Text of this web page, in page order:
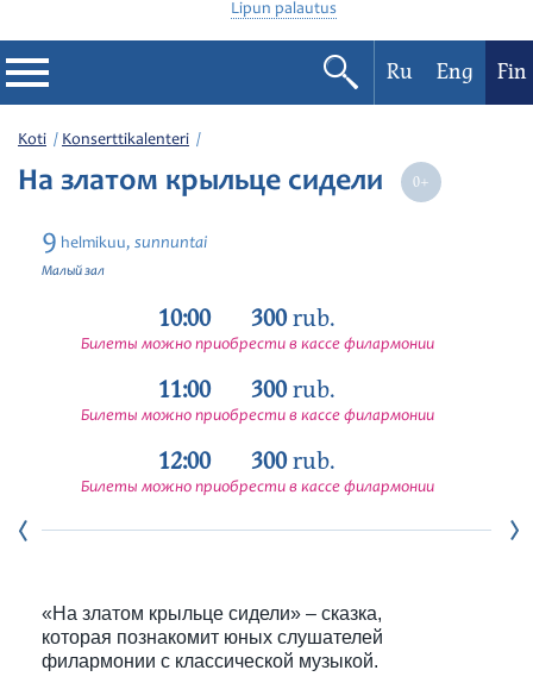
Lipun palautus
Filharmonia
Konserttikalenteri
Festivaalit
Ru Eng Fin
Koti Konserttikalenteri
На златом крыльце сидели
9 helmikuu, sunnuntai
Малый зал
10:00 300rub.
Билеты можно приобрести в кассе филармонии
11:00 300rub.
Билеты можно приобрести в кассе филармонии
12:00 300rub.
Билеты можно приобрести в кассе филармонии
«На златом крыльце сидели» – сказка,
которая познакомит юных слушателей
филармонии с классической музыкой.